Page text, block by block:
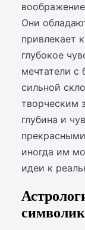
Они
привлекает
глубокое
мечтатели
сильной
творческим
глубина и
иногда им
идеи к